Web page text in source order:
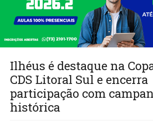
Ilhéus é destaque na
CDS Litoral Sul e encerra
participação com
histórica